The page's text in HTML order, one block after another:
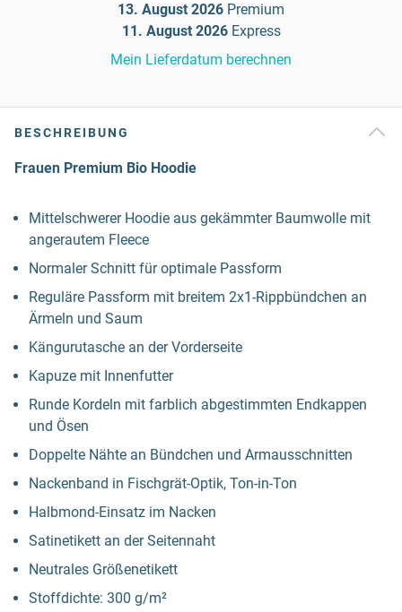
13. August 2026 Premium
11. August 2026 Express
Mein Lieferdatum berechnen
BESCHREIBUNG
Frauen Premium Bio Hoodie
Mittelschwerer Hoodie aus gekämmter Baumwolle mit
angerautem Fleece
Normaler Schnitt für optimale Passform
Reguläre Passform mit breitem 2x1-Rippbündchen an
Ärmeln und Saum
Kängurutasche an der Vorderseite
Kapuze mit Innenfutter
Runde Kordeln mit farblich abgestimmten Endkappen
und Ösen
Doppelte Nähte an Bündchen und Armausschnitten
Nackenband in Fischgrät-Optik, Ton-in-Ton
Halbmond-Einsatz im Nacken
Satinetikett an der Seitennaht
Neutrales Größenetikett
Stoffdichte: 300 g/m²